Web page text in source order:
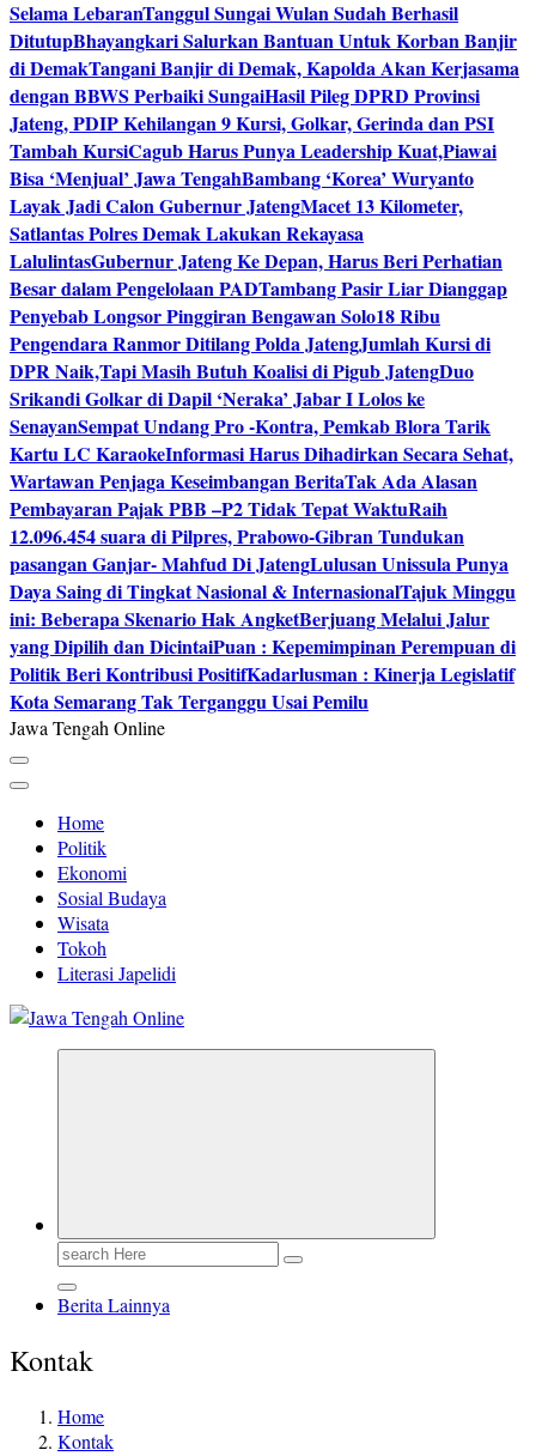
Selama LebaranTanggul Sungai Wulan Sudah Berhasil
DitutupBhayangkari Salurkan Bantuan Untuk Korban Banjir
di DemakTangani Banjir di Demak, Kapolda Akan Kerjasama
dengan BBWS Perbaiki SungaiHasil Pileg DPRD Provinsi
Jateng, PDIP Kehilangan 9 Kursi, Golkar, Gerinda dan PSI
Tambah KursiCagub Harus Punya Leadership Kuat,Piawai
Bisa ‘Menjual’ Jawa TengahBambang ‘Korea’ Wuryanto
Layak Jadi Calon Gubernur JatengMacet 13 Kilometer,
Satlantas Polres Demak Lakukan Rekayasa
LalulintasGubernur Jateng Ke Depan, Harus Beri Perhatian
Besar dalam Pengelolaan PADTambang Pasir Liar Dianggap
Penyebab Longsor Pinggiran Bengawan Solo18 Ribu
Pengendara Ranmor Ditilang Polda JatengJumlah Kursi di
DPR Naik,Tapi Masih Butuh Koalisi di Pigub JatengDuo
Srikandi Golkar di Dapil ‘Neraka’ Jabar I Lolos ke
SenayanSempat Undang Pro -Kontra, Pemkab Blora Tarik
Kartu LC KaraokeInformasi Harus Dihadirkan Secara Sehat,
Wartawan Penjaga Keseimbangan BeritaTak Ada Alasan
Pembayaran Pajak PBB –P2 Tidak Tepat WaktuRaih
12.096.454 suara di Pilpres, Prabowo-Gibran Tundukan
pasangan Ganjar- Mahfud Di JatengLulusan Unissula Punya
Daya Saing di Tingkat Nasional & InternasionalTajuk Minggu
ini: Beberapa Skenario Hak AngketBerjuang Melalui Jalur
yang Dipilih dan DicintaiPuan : Kepemimpinan Perempuan di
Politik Beri Kontribusi PositifKadarlusman : Kinerja Legislatif
Kota Semarang Tak Terganggu Usai Pemilu
Jawa Tengah Online
Home
Politik
Ekonomi
Sosial Budaya
Wisata
Tokoh
Literasi Japelidi
Search
Berita Lainnya
Kontak
Home
Kontak